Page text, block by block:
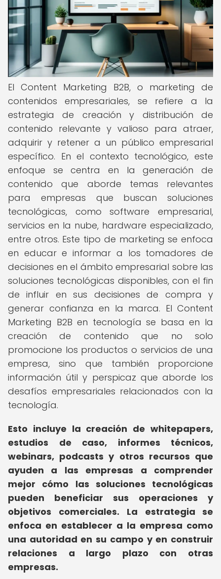
El Content Marketing B2B, o marketing de
contenidos empresariales, se refiere a la
estrategia de creación y distribución de
contenido relevante y valioso para atraer,
adquirir y retener a un público empresarial
específico. En el contexto tecnológico, este
enfoque se centra en la generación de
contenido que aborde temas relevantes
para empresas que buscan soluciones
tecnológicas, como software empresarial,
servicios en la nube, hardware especializado,
entre otros. Este tipo de marketing se enfoca
en educar e informar a los tomadores de
decisiones en el ámbito empresarial sobre las
soluciones tecnológicas disponibles, con el fin
de influir en sus decisiones de compra y
generar confianza en la marca. El Content
Marketing B2B en tecnología se basa en la
creación de contenido que no solo
promocione los productos o servicios de una
empresa, sino que también proporcione
información útil y perspicaz que aborde los
desafíos empresariales relacionados con la
tecnología.
Esto incluye la creación de whitepapers,
estudios de caso, informes técnicos,
webinars, podcasts y otros recursos que
ayuden a las empresas a comprender
mejor cómo las soluciones tecnológicas
pueden beneficiar sus operaciones y
objetivos comerciales.
La estrategia se
enfoca en establecer a la empresa como
una autoridad en su campo y en construir
relaciones a largo plazo con otras
empresas.